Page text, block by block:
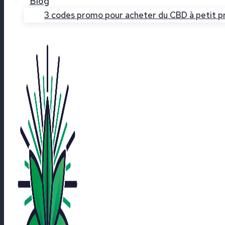
3 codes promo pour acheter du CBD à petit